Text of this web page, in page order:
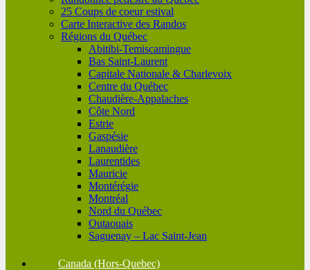
25 Coups de coeur estival
Carte Interactive des Randos
Régions du Québec
Abitibi-Temiscamingue
Bas Saint-Laurent
Capitale Nationale & Charlevoix
Centre du Québec
Chaudière-Appalaches
Côte Nord
Estrie
Gaspésie
Lanaudière
Laurentides
Mauricie
Montérégie
Montréal
Nord du Québec
Outaouais
Saguenay – Lac Saint-Jean
Canada (Hors-Quebec)